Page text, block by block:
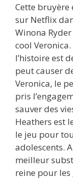
Cette bruyère
sur Netflix
Winona
cool
l’histoire est
peut causer
Veronica, le
pris
sauver des
Heathers est
le jeu pour
adolescents.
meilleur
reine pour